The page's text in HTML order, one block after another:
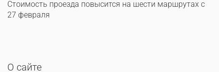
Стоимость проезда повысится на шести маршрутах с
27 февраля
О сайте